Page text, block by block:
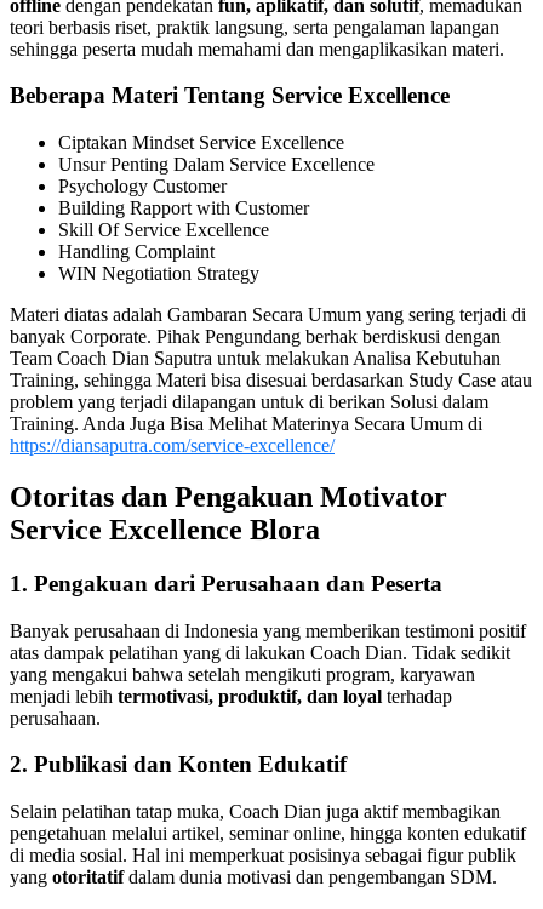
offline dengan pendekatan fun, aplikatif, dan solutif, memadukan
teori berbasis riset, praktik langsung, serta pengalaman lapangan
sehingga peserta mudah memahami dan mengaplikasikan materi.
Beberapa Materi Tentang Service Excellence
Ciptakan Mindset Service Excellence
Unsur Penting Dalam Service Excellence
Psychology Customer
Building Rapport with Customer
Skill Of Service Excellence
Handling Complaint
WIN Negotiation Strategy
Materi diatas adalah Gambaran Secara Umum yang sering terjadi di
banyak Corporate. Pihak Pengundang berhak berdiskusi dengan
Team Coach Dian Saputra untuk melakukan Analisa Kebutuhan
Training, sehingga Materi bisa disesuai berdasarkan Study Case atau
problem yang terjadi dilapangan untuk di berikan Solusi dalam
Training. Anda Juga Bisa Melihat Materinya Secara Umum di
https://diansaputra.com/service-excellence/
Otoritas dan Pengakuan Motivator
Service Excellence Blora
1. Pengakuan dari Perusahaan dan Peserta
Banyak perusahaan di Indonesia yang memberikan testimoni positif
atas dampak pelatihan yang di lakukan Coach Dian. Tidak sedikit
yang mengakui bahwa setelah mengikuti program, karyawan
menjadi lebih termotivasi, produktif, dan loyal terhadap
perusahaan.
2. Publikasi dan Konten Edukatif
Selain pelatihan tatap muka, Coach Dian juga aktif membagikan
pengetahuan melalui artikel, seminar online, hingga konten edukatif
di media sosial. Hal ini memperkuat posisinya sebagai figur publik
yang otoritatifdalam dunia motivasi dan pengembangan SDM.